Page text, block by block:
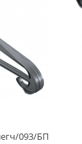
093/БП